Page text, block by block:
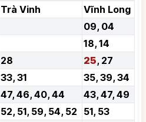
Trà Vinh
Vĩnh Long
09, 04
18, 14
28 25, 27
33, 31
35, 39, 34
47, 46, 40, 44
43, 47, 49
52, 51, 59, 54, 52
51, 53